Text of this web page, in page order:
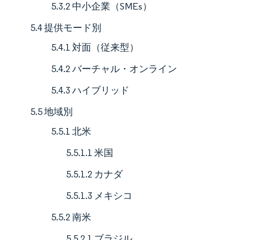
5.3.2 中小企業（SMEs）
5.4 提供モード別
5.4.1 対面（従来型）
5.4.2 バーチャル・オンライン
5.4.3 ハイブリッド
5.5 地域別
5.5.1 北米
5.5.1.1 米国
5.5.1.2 カナダ
5.5.1.3 メキシコ
5.5.2 南米